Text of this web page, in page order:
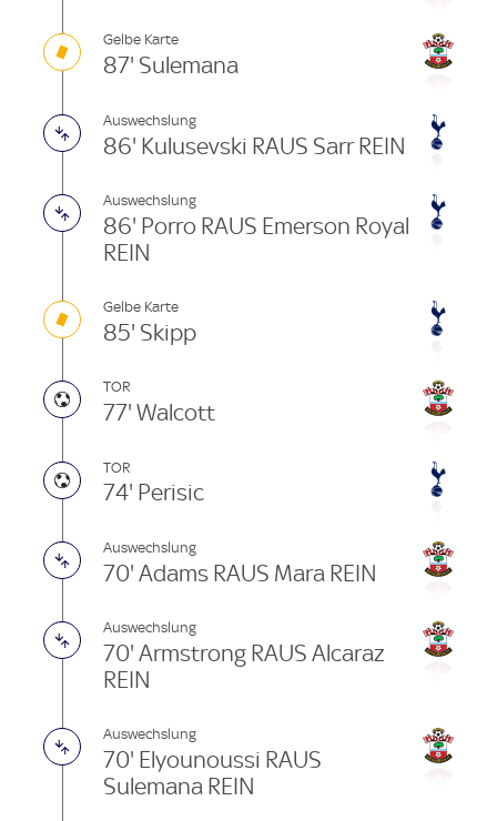
Gelbe Karte
87' Sulemana
Auswechslung
86' Kulusevski RAUS Sarr REIN
Auswechslung
86' Porro RAUS Emerson Royal
REIN
Gelbe Karte
85' Skipp
TOR
77' Walcott
TOR
74' Perisic
Auswechslung
70' Adams RAUS Mara REIN
Auswechslung
70' Armstrong RAUS Alcaraz
REIN
Auswechslung
70' Elyounoussi RAUS
Sulemana REIN